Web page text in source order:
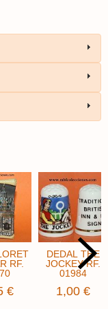
RF.
€
DEDAL THE
JOCKEY ​RF.
01984
1,00 €